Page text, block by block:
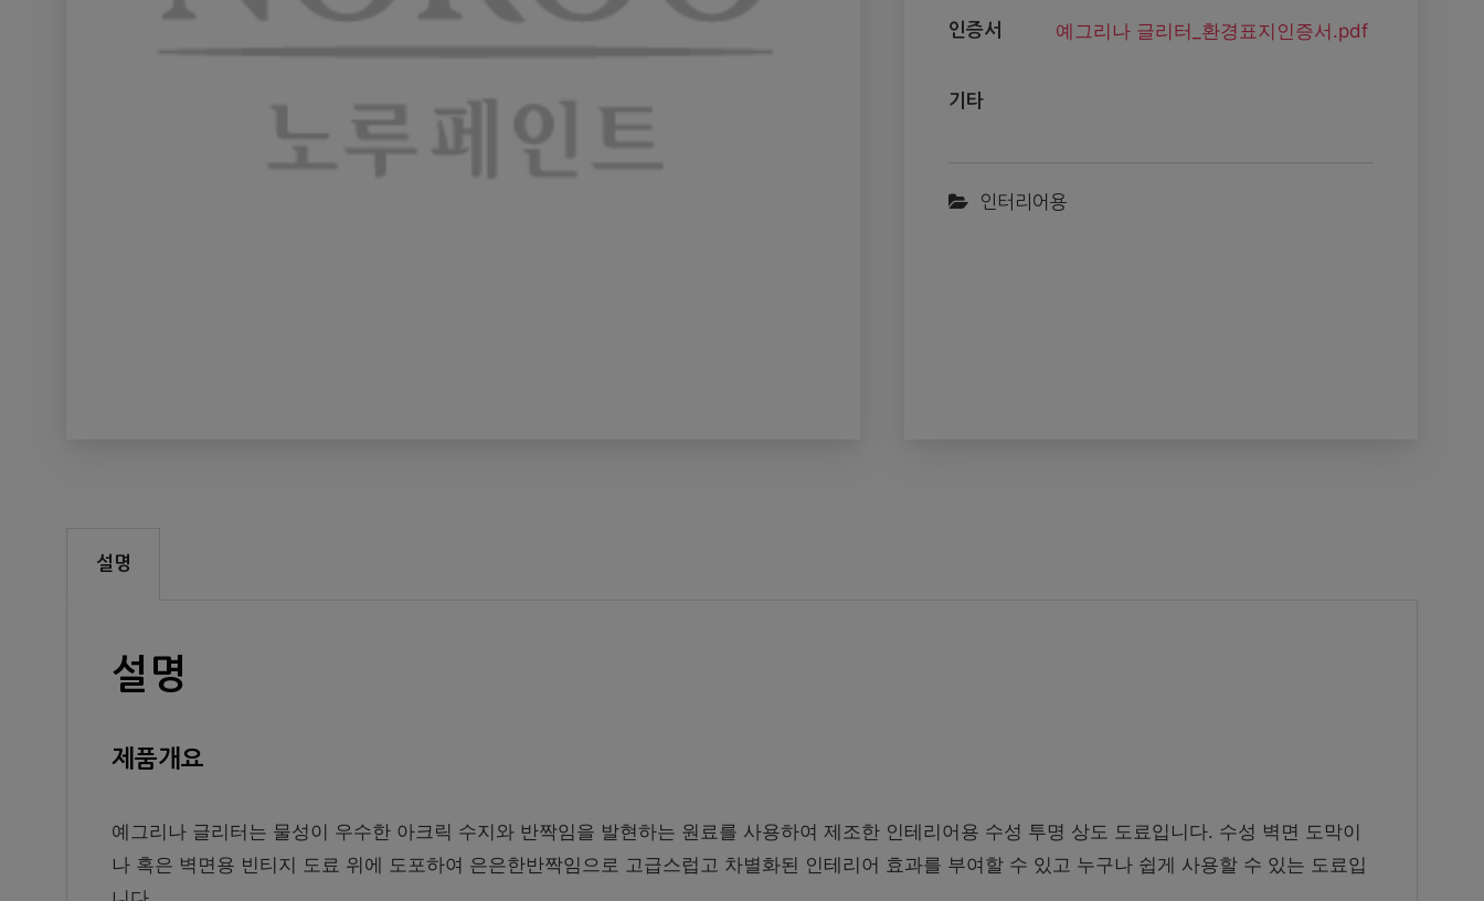
인증서 예그리나 글리터_환경표지인증서.pdf
기타
인터리어용
설명
설명
제품개요
예그리나 글리터는 물성이 우수한 아크릭 수지와 반짝임을 발현하는 원료를 사용하여 제조한 인테리어용 수성 투명 상도 도료입니다. 수성 벽면 도막이
나 혹은 벽면용 빈티지 도료 위에 도포하여 은은한반짝임으로 고급스럽고 차별화된 인테리어 효과를 부여할 수 있고 누구나 쉽게 사용할 수 있는 도료입